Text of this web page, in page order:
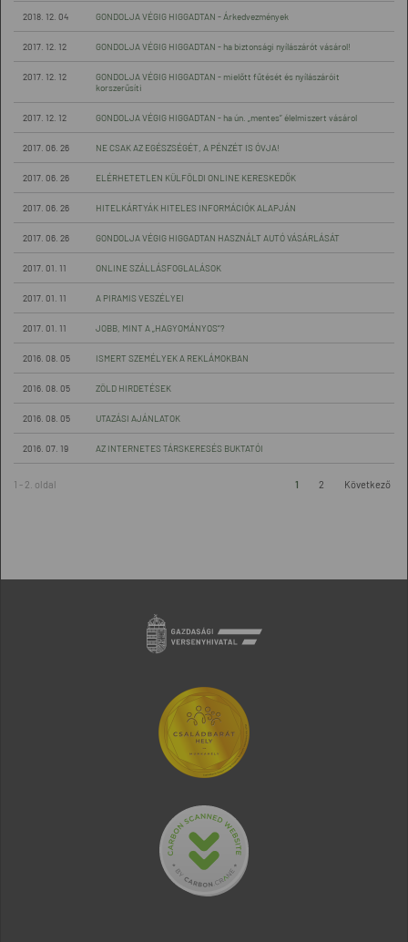
2018. 12. 04 GONDOLJA VÉGIG HIGGADTAN - Árkedvezmények
2017. 12. 12 GONDOLJA VÉGIG HIGGADTAN - ha biztonsági nyílászárót vásárol!
2017. 12. 12
GONDOLJA VÉGIG HIGGADTAN - mielőtt fűtését és nyílászáróit
korszerűsíti
2017. 12. 12 GONDOLJA VÉGIG HIGGADTAN - ha ún. „mentes” élelmiszert vásárol
2017. 06. 26 NE CSAK AZ EGÉSZSÉGÉT, A PÉNZÉT IS ÓVJA!
2017. 06. 26 ELÉRHETETLEN KÜLFÖLDI ONLINE KERESKEDŐK
2017. 06. 26 HITELKÁRTYÁK HITELES INFORMÁCIÓK ALAPJÁN
2017. 06. 26 GONDOLJA VÉGIG HIGGADTAN HASZNÁLT AUTÓ VÁSÁRLÁSÁT
2017. 01. 11 ONLINE SZÁLLÁSFOGLALÁSOK
2017. 01. 11 A PIRAMIS VESZÉLYEI
2017. 01. 11 JOBB, MINT A „HAGYOMÁNYOS”?
2016. 08. 05 ISMERT SZEMÉLYEK A REKLÁMOKBAN
2016. 08. 05 ZÖLD HIRDETÉSEK
2016. 08. 05 UTAZÁSI AJÁNLATOK
2016. 07. 19 AZ INTERNETES TÁRSKERESÉS BUKTATÓI
1 - 2. oldal 1 2 Következő